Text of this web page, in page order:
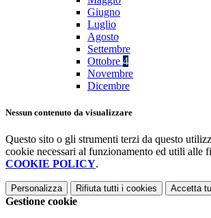
Giugno
Luglio
Agosto
Settembre
Ottobre 4
Novembre
Dicembre
Nessun contenuto da visualizzare
Questo sito o gli strumenti terzi da questo
cookie necessari al funzionamento ed utili alle
COOKIE POLICY.
Personalizza Rifiuta tutti i cookies Accetta
Gestione cookie